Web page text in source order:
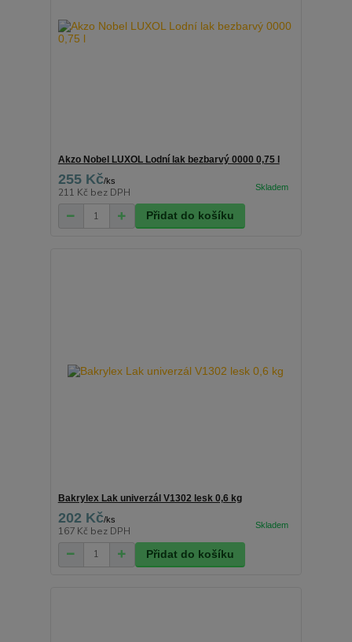
Akzo Nobel LUXOL Lodní lak bezbarvý 0000 0,75 l
255 Kč/ks
211 Kč bez DPH
Přidat do košíku
Bakrylex Lak univerzál V1302 lesk 0,6 kg
202 Kč/ks
167 Kč bez DPH
Přidat do košíku